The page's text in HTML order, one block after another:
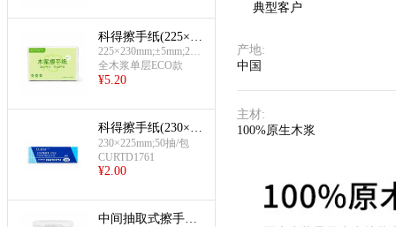
科得擦手纸(225×23
0mm;±5mm-单层20
0抽)
225×230mm;±5mm;200
抽/包
全木浆单层ECO款
¥5.20
科得擦手纸(230×22
5mm-单层50抽)
230×225mm;50抽/包
CURTD1761
¥2.00
中间抽取式擦手纸
典型客户
产地:
中国
主材:
100%原生木浆